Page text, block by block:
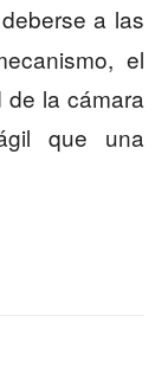
a las
el
la cámara
que una